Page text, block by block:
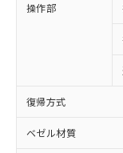
操作部
復帰方式
ベゼル材質